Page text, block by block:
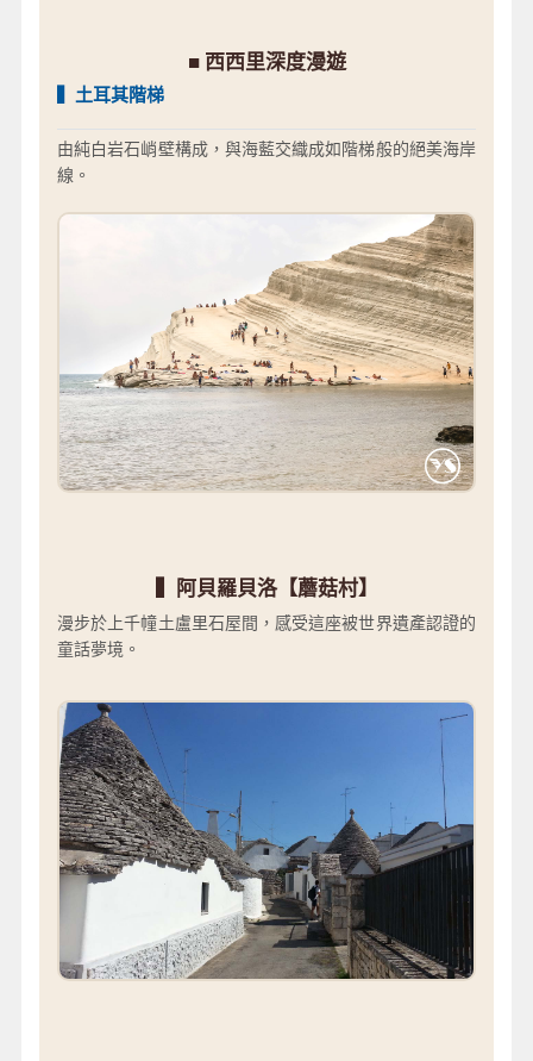
■ 西西里深度漫遊
▍土耳其階梯
由純白岩石峭壁構成，與海藍交織成如階梯般的絕美海岸
線。
▍阿貝羅貝洛【蘑菇村】
漫步於上千幢土盧里石屋間，感受這座被世界遺產認證的
童話夢境。